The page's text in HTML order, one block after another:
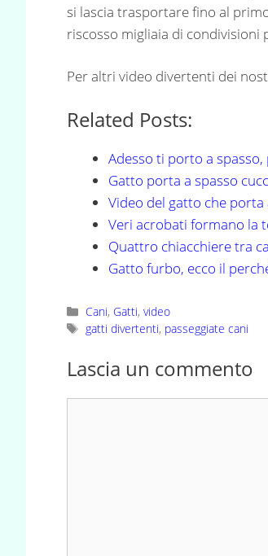
si lascia trasportare fino al
riscosso migliaia di condivisioni
Per altri video divertenti dei
Related Posts:
Adesso ti porto a spasso,
Gatto porta a spasso
Video del gatto che porta
Veri acrobati formano la
Quattro chiacchiere tra
Gatto furbo, ecco il
Categorie
Cani, Gatti,video
Tag
gatti divertenti, passeggiate cani
Lascia un commento